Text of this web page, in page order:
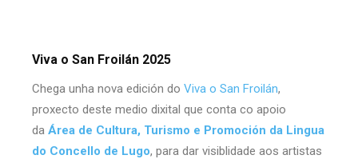
Viva o San Froilán 2025
Chega unha nova edición do Viva o San Froilán,
proxecto deste medio dixital que conta co apoio
da Área de Cultura, Turismo e Promoción da Lingua
do Concello de Lugo, para dar visiblidade aos artistas